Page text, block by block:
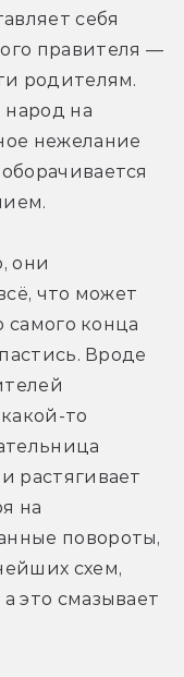
себя
правителя —
родителям.
народ на
нежелание
они
что может
самого конца
Вроде
то
растягивает
на
повороты,
схем,
это смазывает